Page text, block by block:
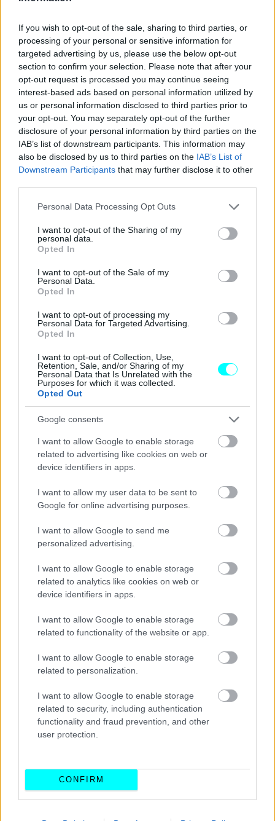
If you wish to opt-out of the sale, sharing to third parties, or
processing of your personal or sensitive information for
targeted advertising by us, please use the below opt-out
section to confirm your selection. Please note that after your
opt-out request is processed you may continue seeing
interest-based ads based on personal information utilized by
us or personal information disclosed to third parties prior to
your opt-out. You may separately opt-out of the further
disclosure of your personal information by third parties on the
IAB’s list of downstream participants. This information may
also be disclosed by us to third parties on the IAB’s List of
Downstream Participants that may further disclose it to other
Please note that this website/app uses one or more Google
not limited to your visit or usage behaviour. You may click to
grant or deny consent to Google and its third-party tags to
use your data for below specified purposes in below Google
consent section.
Personal Data Processing Opt Outs
I want to opt-out of the Sharing of my
personal data.
Opted In
I want to opt-out of the Sale of my
Personal Data.
Opted In
I want to opt-out of processing my
Personal Data for Targeted Advertising.
Opted In
I want to opt-out of Collection, Use,
Retention, Sale, and/or Sharing of my
Personal Data that Is Unrelated with the
Purposes for which it was collected.
Opted Out
Google consents
I want to allow Google to enable storage
related to advertising like cookies on web or
device identifiers in apps.
I want to allow my user data to be sent to
Google for online advertising purposes.
I want to allow Google to send me
personalized advertising.
I want to allow Google to enable storage
related to analytics like cookies on web or
device identifiers in apps.
I want to allow Google to enable storage
related to functionality of the website or app.
I want to allow Google to enable storage
related to personalization.
I want to allow Google to enable storage
related to security, including authentication
functionality and fraud prevention, and other
user protection.
CONFIRM
Το 1991 ήρθε το μεγάλο βήμα στη Formula 1, πλέον ως
Jordan Grand Prix
ντεμπούτο του οMichael Schumacher
. Η καλύτερη
σεζόν της ήταν το 1999 όταν βρέθηκε στην τρίτη θέση της
χειρόςHeinz Harald Frentzen. Συνολικά πήρε 4 νίκες, 2
pole, είχε 2 ταχύτερους γύρους και 19 βάθρα.
Οι τίτλοι τέλους έπεσαν στο κινεζικό Grand Prix του
2005, όταν και πουλήθηκε στο Midland Group. Έκτοτε
συμμετείχε στο παγκόσμιο πρωτάθλημα της Formula 1 ως
MF1 Racing, Spyker F1,
Racing Point
για να γίνει από το 2021 η ομάδα που ξέρουμε ως
Aston
Martin F1.
Η λίστα των οδηγών που αγωνίστηκαν με μονοθέσια του
Jordan σε διάφορες κατηγορίες, περιλαμβάνει κι άλλα
σπουδαία ονόματα των αγώνων:
Ayrton Senna
Nigel
Mansell,Damon Hill,Rubens Barrichello
Schumacher, Eddie Irvineκ.α.